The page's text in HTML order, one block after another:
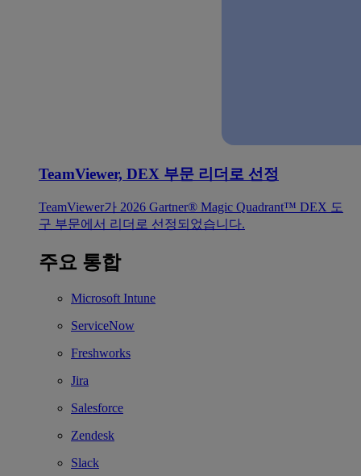
TeamViewer, DEX 부문 리더로 선정
TeamViewer가 2026 Gartner® Magic Quadrant™ DEX 도
구 부문에서 리더로 선정되었습니다.
주요 통합
Microsoft Intune
ServiceNow
Freshworks
Jira
Salesforce
Zendesk
Slack